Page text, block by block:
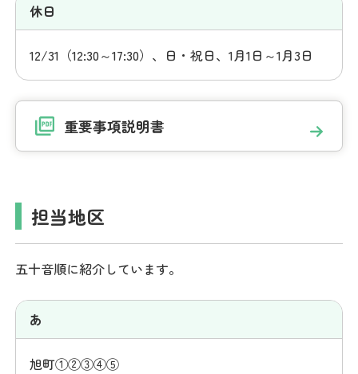
休日
12/31（12:30～17:30）、日・祝日、1月1日～1月3日
重要事項説明書
担当地区
五十音順に紹介しています。
あ
旭町①②③④⑤